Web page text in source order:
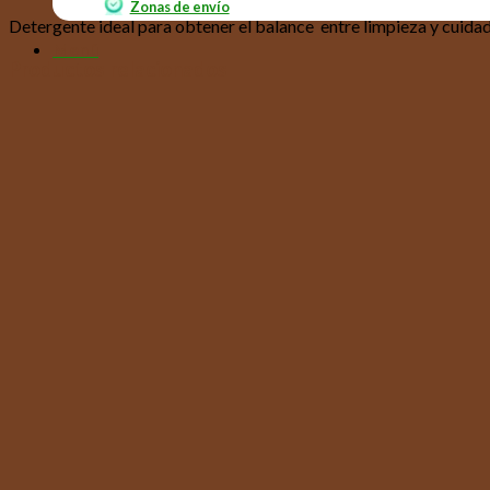
Zonas de envío
Detergente ideal para obtener el balance entre limpieza y